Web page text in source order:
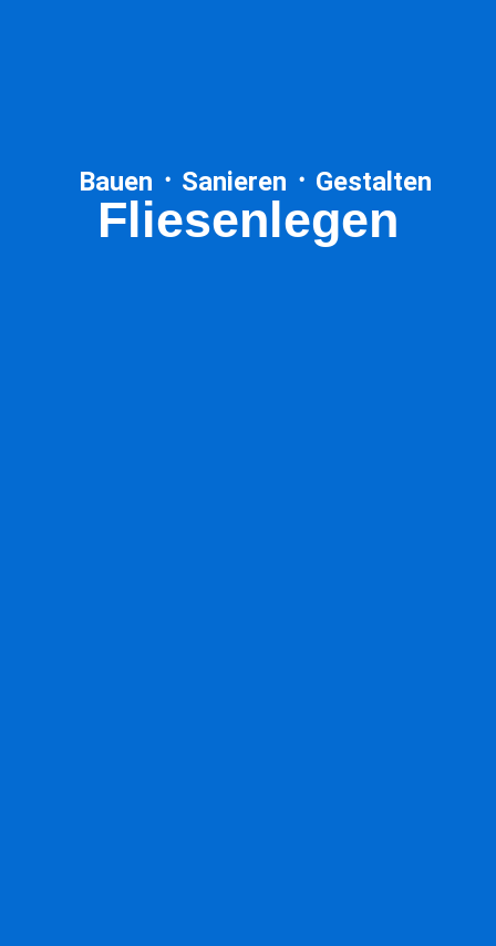
Bauen ᛫ Sanieren ᛫ Gestalten
Fliesenlegen